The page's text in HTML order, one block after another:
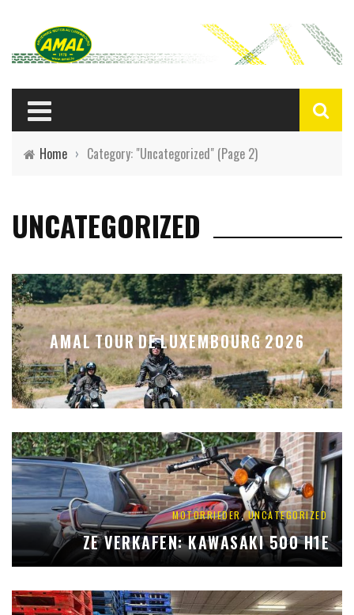
Home › Category: "Uncategorized" (Page 2)
UNCATEGORIZED
AMAL TOUR DE LUXEMBOURG 2026
MOTORRIEDER,UNCATEGORIZED
ZE VERKAFEN: KAWASAKI 500 H1E